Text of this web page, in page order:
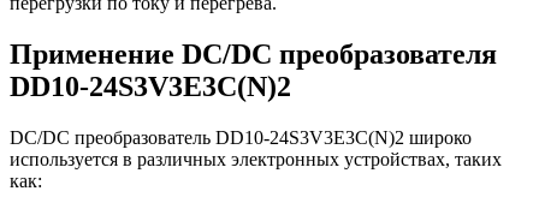
Применение DC/DC преобразователя
DD10-24S3V3E3C(N)2
DC/DC преобразователь DD10-24S3V3E3C(N)2 широко
используется в различных электронных устройствах, таких
как: